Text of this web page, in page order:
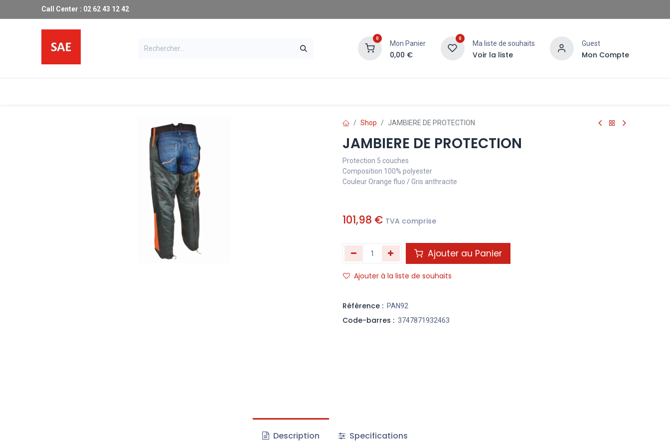
Call Center : 02 62 43 12 42
0
Mon Panier
0,00 €
0
Ma liste de souhaits
Voir la liste
Guest
Mon Compte
Shop JAMBIERE DE PROTECTION
JAMBIERE DE PROTECTION
Protection 5 couches
Composition 100% polyester
Couleur Orange fluo / Gris anthracite
101,98 € TVA comprise
Ajouter au Panier
Ajouter à la liste de souhaits
Référence : PAN92
Code-barres : 3747871932463
Description Specifications